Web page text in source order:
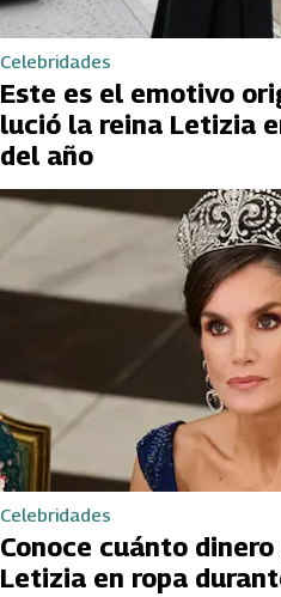
Celebridades
Este es el emotivo origen del abrigo que
lució la reina Letizia
del año
Celebridades
Conoce cuánto
Letizia en ropa